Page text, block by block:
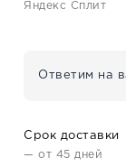
Яндекс Сплит
Ответим на
Срок доставки
— от 45 дней